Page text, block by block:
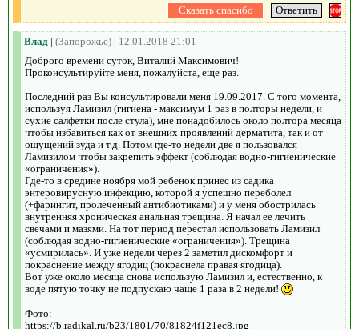
Влад | (Запорожье) | 12.01.2018 21:01
Доброго времени суток, Виталий Максимович!
Проконсультируйте меня, пожалуйста, еще раз.
Последний раз Вы консультировали меня 19.09.2017. С того момента,
используя Ламизил (гигиена - максимум 1 раз в полторы недели, и
сухие салфетки после стула), мне понадобилось около полтора месяца
чтобы избавиться как от внешних проявлений дерматита, так и от
ощущений зуда и т.д. Потом где-то недели две я пользовался
Ламизилом чтобы закрепить эффект (соблюдая водно-гигиенические
«ограничения»).
Где-то в средине ноября мой ребенок принес из садика
энтеровирусную инфекцию, которой я успешно переболел
(+фарингит, пролеченный антибиотиками) и у меня обострилась
внутренняя хроническая анальная трещина. Я начал ее лечить
свечами и мазями. На тот период перестал использовать Ламизил
(соблюдая водно-гигиенические «ограничения»). Трещина
«усмирилась». И уже недели через 2 заметил дискомфорт и
покраснение между ягодиц (покраснела правая ягодица).
Вот уже около месяца снова использую Ламизил и, естественно, к
воде пятую точку не подпускаю чаще 1 раза в 2 недели!
Фото:
https://b.radikal.ru/b23/1801/70/81824f121ec8.jpg